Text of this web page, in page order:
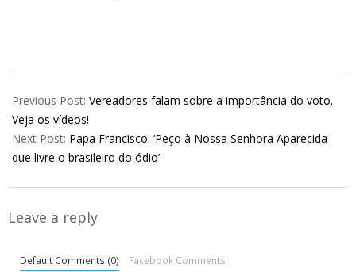
10-
28
Previous Post: Vereadores falam sobre a importância do voto.
Veja os vídeos!
Next Post: Papa Francisco: ‘Peço à Nossa Senhora Aparecida
que livre o brasileiro do ódio’
Leave a reply
Default Comments (0) Facebook Comments